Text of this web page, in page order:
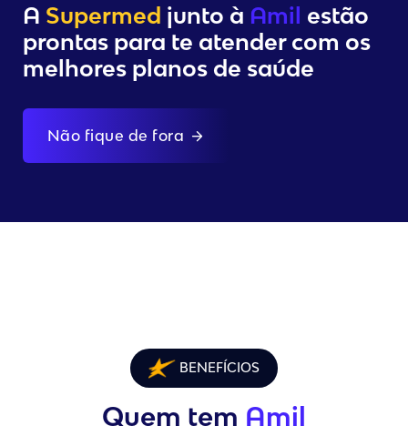
A Supermed junto à Amil estão
prontas para te atender com os
melhores planos de saúde
Não fique de fora
BENEFÍCIOS
Quem tem Amil